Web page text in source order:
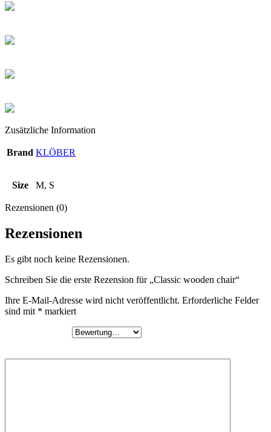
Zusätzliche Information
Brand KLÖBER
Size M, S
Rezensionen (0)
Rezensionen
Es gibt noch keine Rezensionen.
Schreiben Sie die erste Rezension für „Classic wooden chair“
Ihre E-Mail-Adresse wird nicht veröffentlicht. Erforderliche Felder
sind mit * markiert